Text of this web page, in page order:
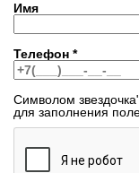
Имя
Телефон *
Символом
для заполнения